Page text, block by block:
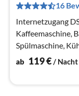
16
Internetzugang
Kaffeemaschine,
Spülmaschine,
Wasser vom
ab 119€/ Nacht